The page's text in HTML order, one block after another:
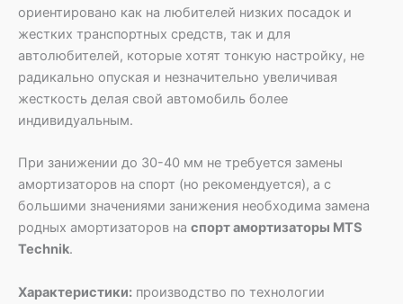
ориентировано как на любителей низких посадок и
жестких транспортных средств, так и для
автолюбителей, которые хотят тонкую настройку, не
радикально опуская и незначительно увеличивая
жесткость делая свой автомобиль более
индивидуальным.
При занижении до 30-40 мм не требуется замены
амортизаторов на спорт (но рекомендуется), а с
большими значениями занижения необходима замена
родных амортизаторов на спорт амортизаторы MTS
Technik.
Характеристики: производство по технологии